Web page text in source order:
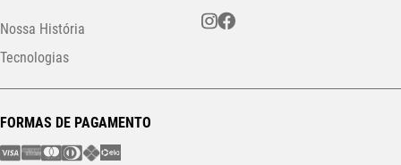
Nossa História
Tecnologias
FORMAS DE PAGAMENTO